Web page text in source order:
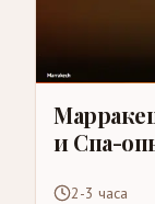
и Спа-
2-3 часа